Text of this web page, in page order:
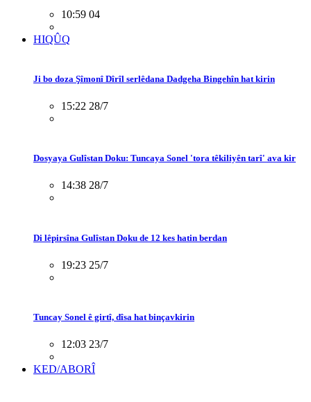
10:59 04
HIQÛQ
Ji bo doza Şîmonî Dîrîl serlêdana Dadgeha Bingehîn hat kirin
15:22 28/7
Dosyaya Gulîstan Doku: Tuncaya Sonel 'tora têkiliyên tarî' ava kir
14:38 28/7
Di lêpirsîna Gulîstan Doku de 12 kes hatin berdan
19:23 25/7
Tuncay Sonel ê girtî, dîsa hat binçavkirin
12:03 23/7
KED/ABORÎ